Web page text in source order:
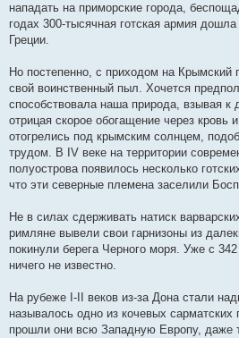
нападать на приморские города,
годах 300-тысячная готская армия
Греции.
Но постепенно, с приходом на Крымский
свой воинственный пыл. Хочется
способствовала наша природа, взывая к
отрицая скорое обогащение через кровь
отогрелись под крымским солнцем,
трудом. В IV веке на территории
полуострова появилось несколько
что эти северные племена заселили
Не в силах сдерживать натиск
римляне вывели свои гарнизоны из
покинули берега Черного моря. Уже с
ничего не известно.
На рубеже I-II веков из-за Дона стали
называлось одно из кочевых
прошли они всю Западную Европу, даже